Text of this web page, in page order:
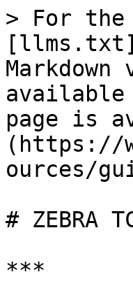
> For the
available
page is
(https://
ources/
# ZEBRA
***